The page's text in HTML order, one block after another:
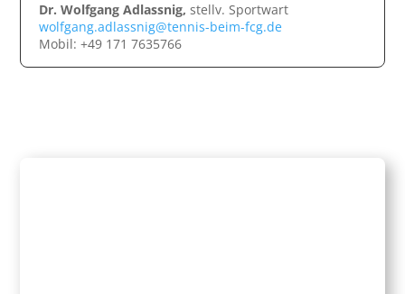
Dr. Wolfgang Adlassnig,stellv. Sportwart
wolfgang.adlassnig@tennis-beim-fcg.de
Mobil: +49 171 7635766